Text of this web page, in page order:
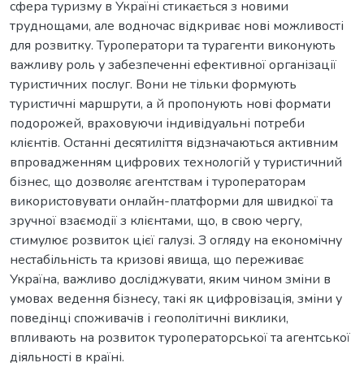
сфера туризму в Україні стикається з новими
труднощами, але водночас відкриває нові можливості
для розвитку. Туроператори та турагенти виконують
важливу роль у забезпеченні ефективної організації
туристичних послуг. Вони не тільки формують
туристичні маршрути, а й пропонують нові формати
подорожей, враховуючи індивідуальні потреби
клієнтів. Останні десятиліття відзначаються активним
впровадженням цифрових технологій у туристичний
бізнес, що дозволяє агентствам і туроператорам
використовувати онлайн-платформи для швидкої та
зручної взаємодії з клієнтами, що, в свою чергу,
стимулює розвиток цієї галузі. З огляду на економічну
нестабільність та кризові явища, що переживає
Україна, важливо досліджувати, яким чином зміни в
умовах ведення бізнесу, такі як цифровізація, зміни у
поведінці споживачів і геополітичні виклики,
впливають на розвиток туроператорської та агентської
діяльності в країні.